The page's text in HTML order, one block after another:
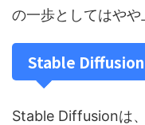
の一歩としてはやや
Stable Diffusion
Stable Diffusionは